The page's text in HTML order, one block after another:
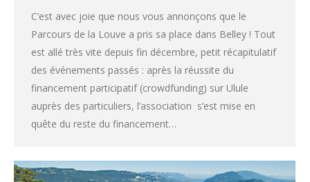
C’est avec joie que nous vous annonçons que le
Parcours de la Louve a pris sa place dans Belley ! Tout
est allé très vite depuis fin décembre, petit récapitulatif
des événements passés : après la réussite du
financement participatif (crowdfunding) sur Ulule
auprès des particuliers, l’association s’est mise en
quête du reste du financement…